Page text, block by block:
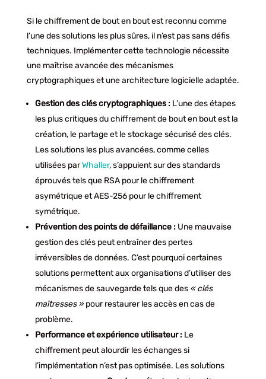
Si le chiffrement de bout en bout est reconnu comme
l’une des solutions les plus sûres, il n’est pas sans défis
techniques. Implémenter cette technologie nécessite
une maîtrise avancée des mécanismes
cryptographiques et une architecture logicielle adaptée.
Gestion des clés cryptographiques : L’une des étapes
les plus critiques du chiffrement de bout en bout est la
création, le partage et le stockage sécurisé des clés.
Les solutions les plus avancées, comme celles
utilisées parWhaller, s’appuient sur des standards
éprouvés tels que RSA pour le chiffrement
asymétrique et AES-256 pour le chiffrement
symétrique.
Prévention des points de défaillance : Une mauvaise
gestion des clés peut entraîner des pertes
irréversibles de données. C’est pourquoi certaines
solutions permettent aux organisations d’utiliser des
mécanismes de sauvegarde tels que des « clés
maîtresses »pour restaurer les accès en cas de
problème.
Performance et expérience utilisateur : Le
chiffrement peut alourdir les échanges si
l’implémentation n’est pas optimisée. Les solutions